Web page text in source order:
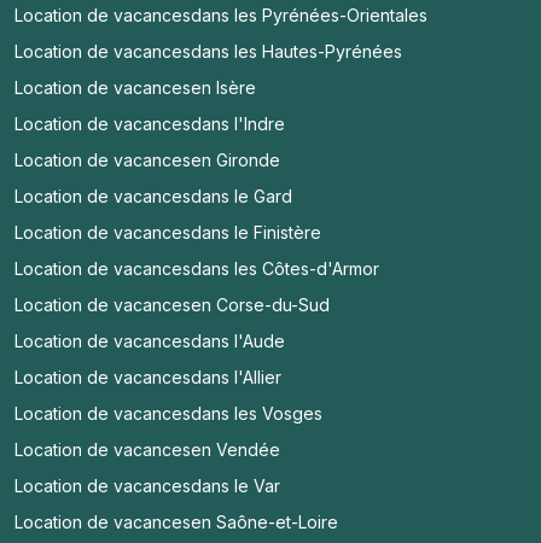
Location de vacancesdans les Pyrénées-Orientales
Location de vacancesdans les Hautes-Pyrénées
Location de vacancesen Isère
Location de vacancesdans l'Indre
Location de vacancesen Gironde
Location de vacancesdans le Gard
Location de vacancesdans le Finistère
Location de vacancesdans les Côtes-d'Armor
Location de vacancesen Corse-du-Sud
Location de vacancesdans l'Aude
Location de vacancesdans l'Allier
Location de vacancesdans les Vosges
Location de vacancesen Vendée
Location de vacancesdans le Var
Location de vacancesen Saône-et-Loire